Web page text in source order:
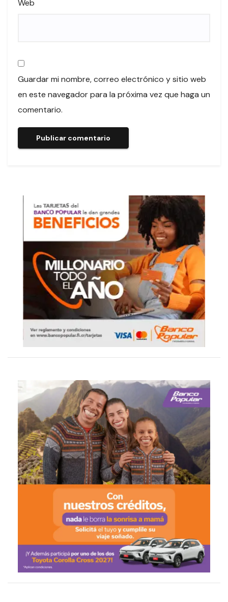
Web
Guardar mi nombre, correo electrónico y sitio web
en este navegador para la próxima vez que haga un
comentario.